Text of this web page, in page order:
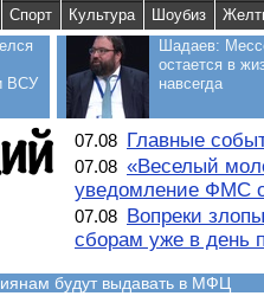
Спорт Культура Шоубиз
ВСУ
Шадаев:
остается в
навсегда
07.08 Главные
07.08 «Веселый
уведомление ФМС
07.08 Вопреки
сборам уже в день
будут выдавать в МФЦ